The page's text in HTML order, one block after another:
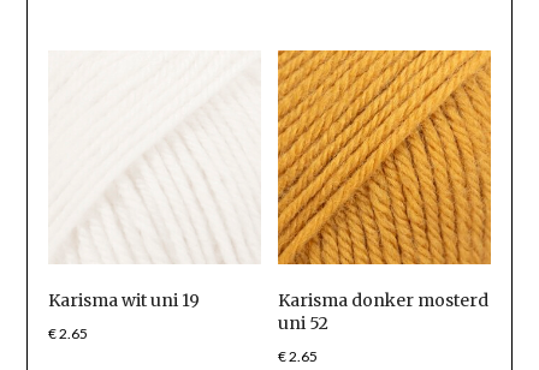
Karisma wit uni 19
€2.65
Karisma donker mosterd
uni 52
€2.65